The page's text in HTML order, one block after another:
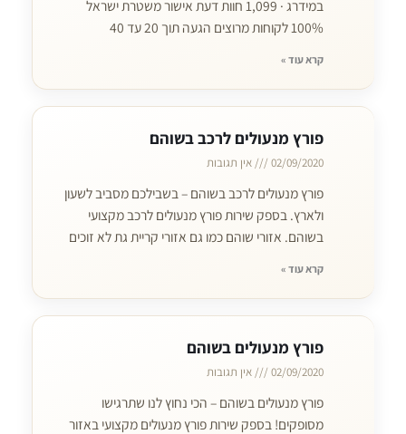
במידרג · 1,099 חוות דעת אישור משטרת ישראל
100% לקוחות מרוצים הגעה תוך 20 עד 40
קרא עוד »
פורץ מנעולים לרכב בשוהם
02/09/2020 אין תגובות
פורץ מנעולים לרכב בשוהם – בשבילכם מסביב לשעון
ולארץ. בספק שירות פורץ מנעולים לרכב מקצועי
בשוהם. אזורי שוהם כמו גם אזורי קריית גת לא זוכים
קרא עוד »
פורץ מנעולים בשוהם
02/09/2020 אין תגובות
פורץ מנעולים בשוהם – הכי נחוץ לנו שתרגישו
מסופקים! בספק שירות פורץ מנעולים מקצועי באזור